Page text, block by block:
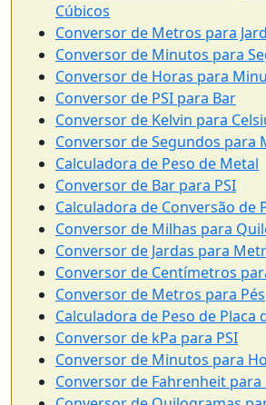
Cúbicos
Conversor de Metros para
Conversor de Minutos para
Conversor de Horas para
Conversor de PSI para Bar
Conversor de Kelvin para
Conversor de Segundos para
Calculadora de Peso de Metal
Conversor de Bar para PSI
Calculadora de Conversão de
Conversor de Milhas para
Conversor de Jardas para
Conversor de Centímetros
Conversor de Metros para Pés
Calculadora de Peso de Placa
Conversor de kPa para PSI
Conversor de Minutos para
Conversor de Fahrenheit para